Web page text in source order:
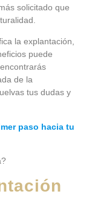
solicitado que
la explantación,
puede
de la
tus dudas y
paso hacia tu